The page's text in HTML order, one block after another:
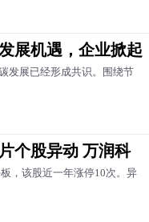
展机遇，企业掀起
发展已经形成共识。围绕节
个股异动 万润科
，该股近一年涨停10次。异